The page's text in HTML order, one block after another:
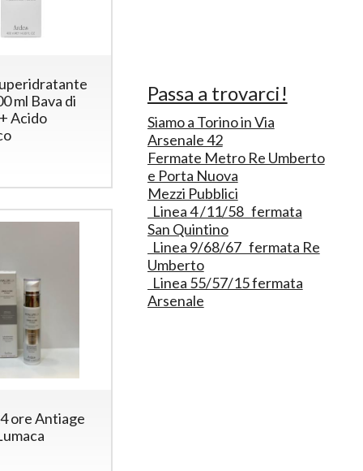
ml Bava di
Acido
ore Antiage
Passa a trovarci!
Siamo a Torino in Via
Arsenale 42
Fermate Metro Re Umberto
e Porta Nuova
Mezzi Pubblici
Linea 4 /11/58 fermata
San Quintino
Linea 9/68/67 fermata Re
Umberto
Linea 55/57/15 fermata
Arsenale